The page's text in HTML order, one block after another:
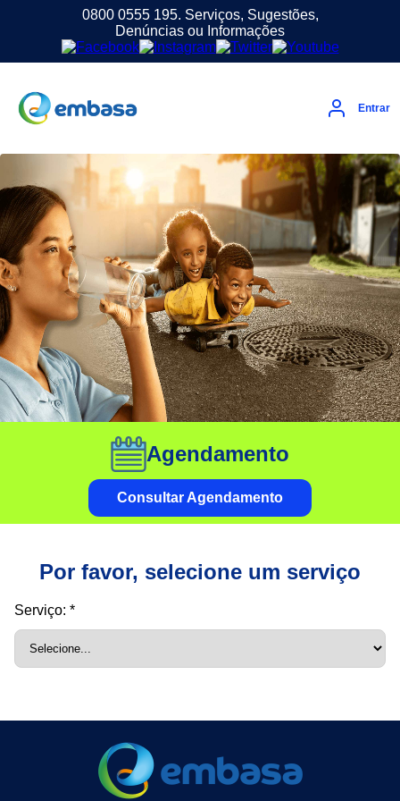
0800 0555 195. Serviços, Sugestões,
Denúncias ou Informações
Entrar
Agendamento
Consultar Agendamento
Por favor, selecione um serviço
Serviço: *